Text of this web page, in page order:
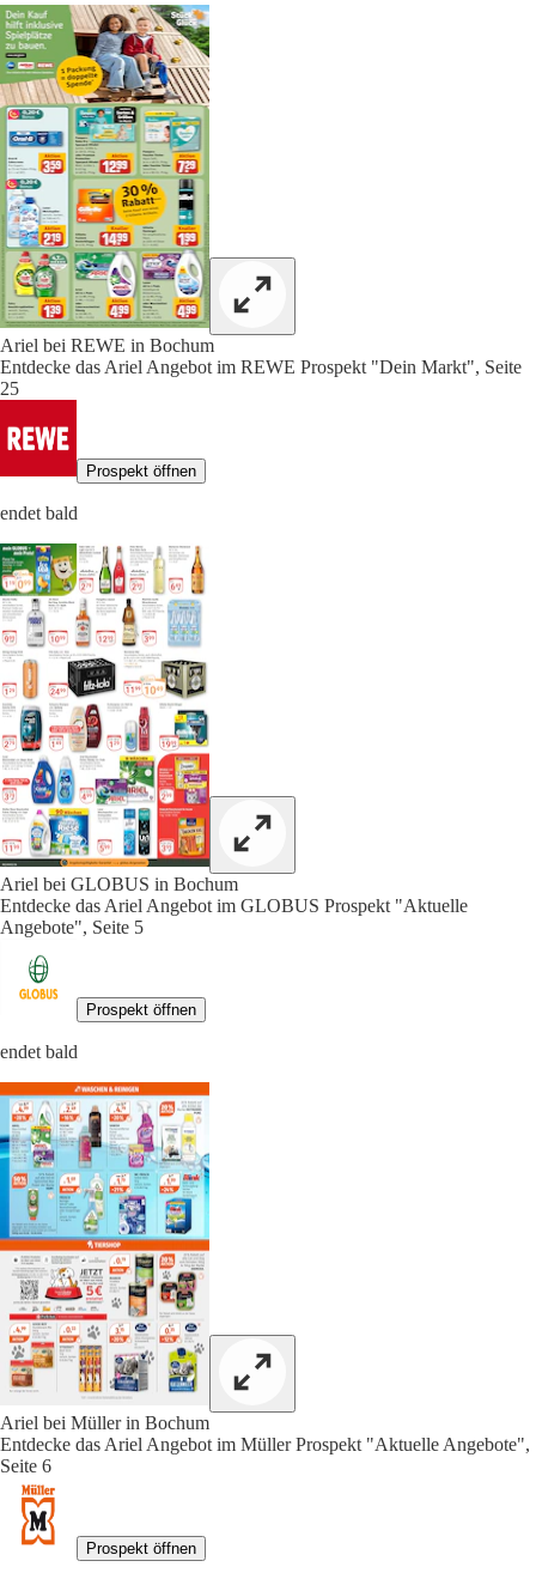
Ariel bei REWE in Bochum
Entdecke das Ariel Angebot im REWE Prospekt "Dein Markt", Seite
25
Prospekt öffnen
endet bald
Ariel bei GLOBUS in Bochum
Entdecke das Ariel Angebot im GLOBUS Prospekt "Aktuelle
Angebote", Seite 5
Prospekt öffnen
endet bald
Ariel bei Müller in Bochum
Entdecke das Ariel Angebot im Müller Prospekt "Aktuelle Angebote",
Seite 6
Prospekt öffnen